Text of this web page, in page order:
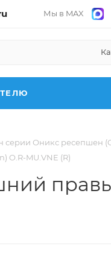
Мы в MAX
серии Оникс ресепшен
MU.VNE (R)